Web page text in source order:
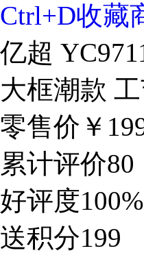
Ctrl+D收藏
亿超
大框潮款
零售价￥
累计评价80
好评度100%
送积分199